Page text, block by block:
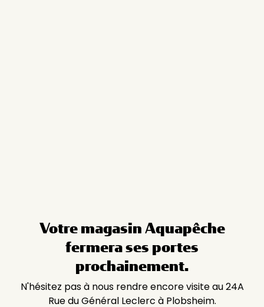
Votre magasin Aquapêche
fermera ses portes
prochainement.
N'hésitez pas à nous rendre encore visite au 24A
Rue du Général Leclerc à Plobsheim.